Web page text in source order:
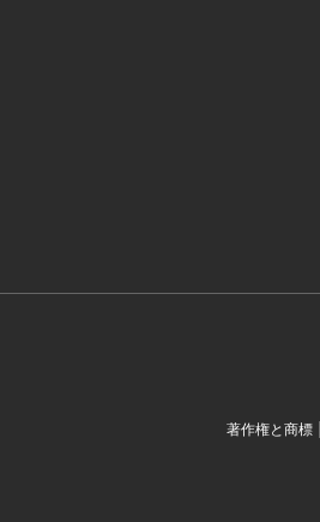
著作権と商標 |